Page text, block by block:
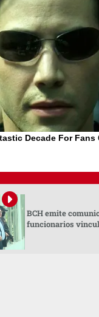
BCH emite
funcionarios